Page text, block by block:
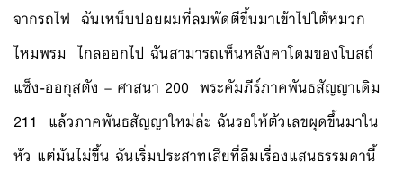
จากรถไฟ ฉันเหน็บปอยผมที่ลมพัดตีขึ้นมาเข้าไปใต้หมวก
ไหมพรม ไกลออกไป ฉันสามารถเห็นหลังคาโดมของโบสถ์
แซ็ง-ออกุสตัง – ศาสนา 200 พระคัมภีร์ภาคพันธสัญญาเดิม
211 แล้วภาคพันธสัญญาใหม่ล่ะ ฉันรอให้ตัวเลขผุดขึ้นมาใน
หัว แต่มันไม่ขึ้น ฉันเริ่มประสาทเสียที่ลืมเรื่องแสนธรรมดานี้